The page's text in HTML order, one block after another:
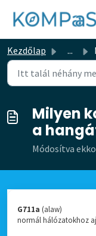
Kezdőlap ...
Milyen
a
Módosítva
G711a (alaw)
normál hálózatokhoz